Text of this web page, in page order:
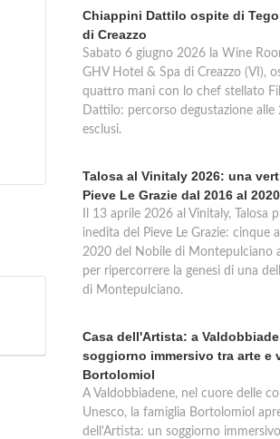
Chiappini Dattilo ospite di
di Creazzo
Sabato 6 giugno 2026 la Wine
GHV Hotel & Spa di Creazzo (VI),
quattro mani con lo chef stellato
Dattilo: percorso degustazione
esclusi.
Talosa al Vinitaly 2026: una
Pieve Le Grazie dal 2016 al 2020
Il 13 aprile 2026 al Vinitaly, Talosa
inedita del Pieve Le Grazie: cinque
2020 del Nobile di Montepulciano
per ripercorrere la genesi di una
di Montepulciano.
Casa dell'Artista: a
soggiorno immersivo tra arte e
Bortolomiol
A Valdobbiadene, nel cuore delle
Unesco, la famiglia Bortolomiol
dell'Artista: un soggiorno